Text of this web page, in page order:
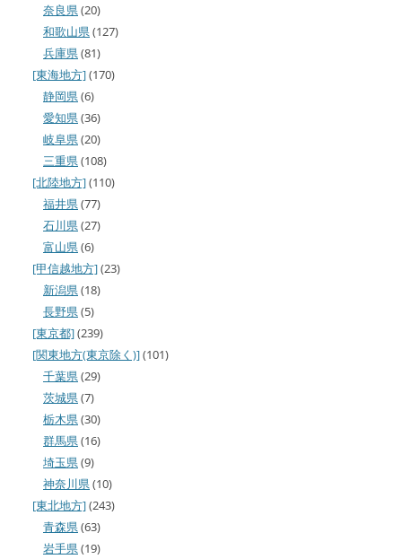
奈良県(20)
和歌山県(127)
兵庫県(81)
[東海地方](170)
静岡県(6)
愛知県(36)
岐阜県(20)
三重県(108)
[北陸地方](110)
福井県(77)
石川県(27)
富山県(6)
[甲信越地方](23)
新潟県(18)
長野県(5)
[東京都](239)
[関東地方(東京除く)](101)
千葉県(29)
茨城県(7)
栃木県(30)
群馬県(16)
埼玉県(9)
神奈川県(10)
[東北地方](243)
青森県(63)
岩手県(19)